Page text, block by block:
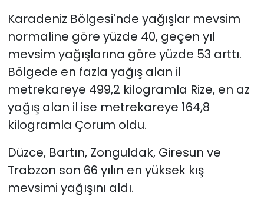
Karadeniz Bölgesi'nde yağışlar mevsim
normaline göre yüzde 40, geçen yıl
mevsim yağışlarına göre yüzde 53 arttı.
Bölgede en fazla yağış alan il
metrekareye 499,2 kilogramla Rize, en az
yağış alan il ise metrekareye 164,8
kilogramla Çorum oldu.
Düzce, Bartın, Zonguldak, Giresun ve
Trabzon son 66 yılın en yüksek kış
mevsimi yağışını aldı.